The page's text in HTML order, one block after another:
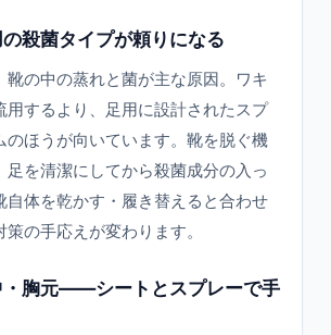
殺菌タイプが頼りになる
靴の中の蒸れと菌が主な原因。ワキ
用するより、足用に設計されたスプ
のほうが向いています。靴を脱ぐ機
足を清潔にしてから殺菌成分の入っ
自体を乾かす・履き替えると合わせ
の手応えが変わります。
・胸元——シートとスプレーで手